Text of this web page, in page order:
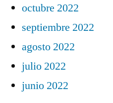
octubre 2022
septiembre 2022
agosto 2022
julio 2022
junio 2022